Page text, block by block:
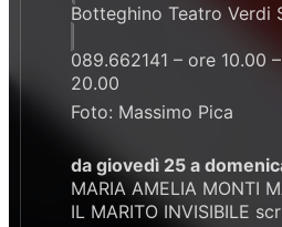
Botteghino Teatro Verdi
089.662141 – ore 10.00
20.00
Foto: Massimo Pica
da giovedì 25 a
MARIA AMELIA MONTI
IL MARITO INVISIBILE